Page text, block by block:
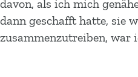
davon, als ich mich
dann geschafft hatte, sie
zusammenzutreiben, war